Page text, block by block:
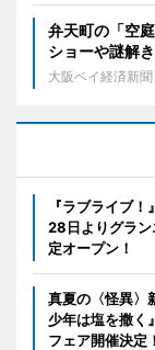
弁天町の「空
ショーや謎解
大阪ベイ経済新聞
『ラブライブ
28日よりグラン
定オープン！
真夏の〈怪異〉
少年は塩を撒く
フェア開催決定！